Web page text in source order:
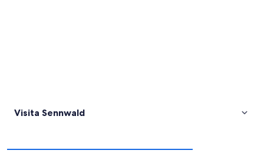
Visita Sennwald